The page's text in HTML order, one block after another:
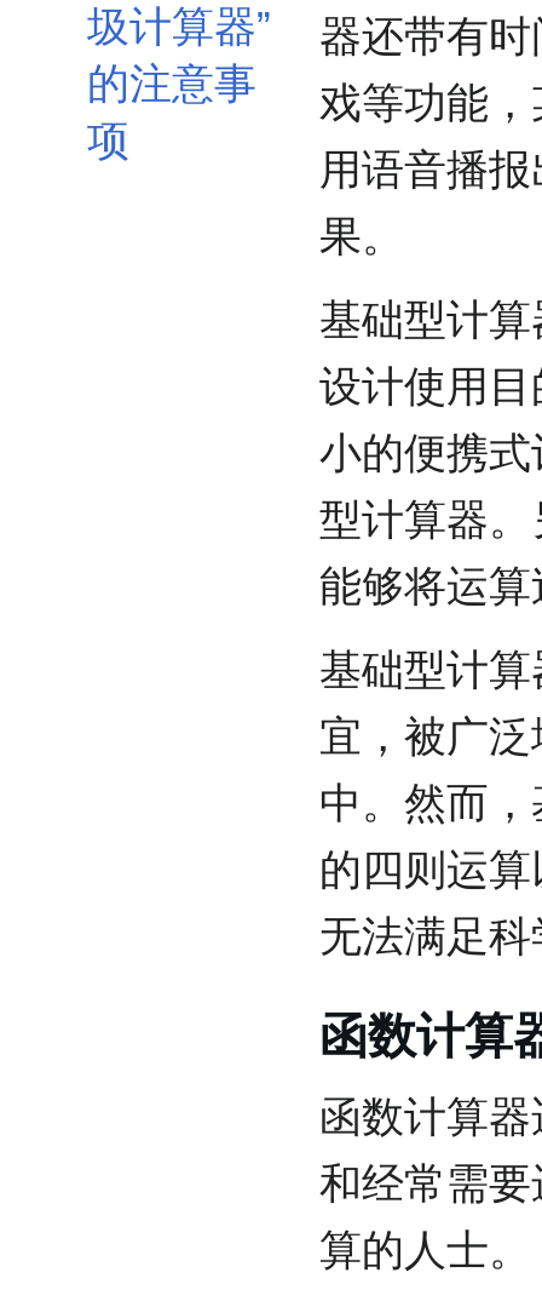
圾计算器”
的注意事
项
器还带有
戏等功能
用语音播
果。
基础型计
设计使用
小的便携
型计算器
能够将运
基础型计
宜，被广
中。然而
的四则运
无法满足
函数计算
函数计算
和经常需
算的人士。